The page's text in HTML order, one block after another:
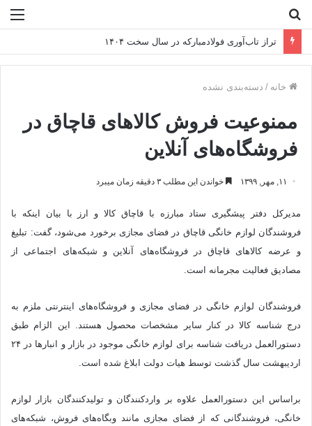
برای
تراز تاب‌آوری فولادمبارکه در سال سخت ۱۴۰۴
خانه / دسته‌بندی نشده
ممنوعیت فروش کالاهای قاچاق در
فروشگاه‌های آنلاین
۱۱, مهر, ۱۳۹۹ خواندن این مطلب ۳ دقیقه زمان میبرد
مدیرکل دفتر پیشگیری ستاد مبارزه با قاچاق کالا و ارز با بیان اینکه با
فروشندگان لوازم خانگی قاچاق در فضای مجازی برخورد می‌شود، گفت: تبلیغ
و عرضه کالا‌های قاچاق در فروشگاه‌های آنلاین و شبکه‌های اجتماعی از
مصادیق فعالیت مجرمانه است.
فروشندگان لوازم خانگی در فضای مجازی و فروشگاه‌های اینترنتی ملزم به
درج شناسه کالا در کنار سایر مشخصات محصول هستند. این الزام طبق
دستورالعمل دریافت شناسه‌ برای لوازم خانگی موجود در بازار و انبارها در ۲۴
اردیبهشت سال گذشت توسط هیات دولت ابلاغ شده است.
براساس این دستورالعمل علاوه بر واردکنندگان و تولید‌کنندگان بازار لوازم
خانگی، فروشندگانی که از فضای مجازی مانند وبگاه‌های فروش، شبکه‌های